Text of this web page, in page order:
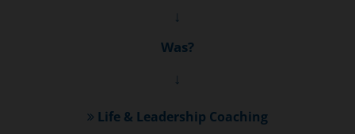
↓
Was?
↓
Life & Leadership Coaching